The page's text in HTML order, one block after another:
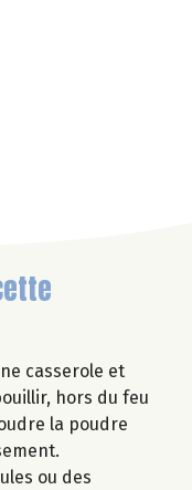
casserole et
hors du feu
la poudre
ou des